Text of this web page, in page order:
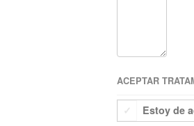
ACEPTAR
Estoy de